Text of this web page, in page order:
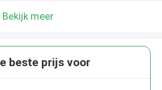
Bekijk meer
beste prijs voor